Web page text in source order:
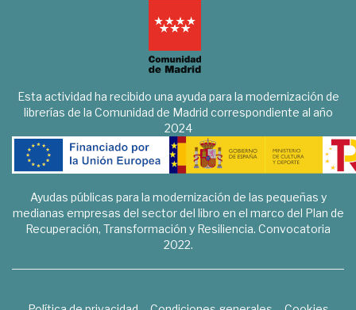
Esta actividad ha recibido una ayuda para la modernización de
librerías de la Comunidad de Madrid correspondiente al año
2024
Ayudas públicas para la modernización de las pequeñas y
medianas empresas del sector del libro en el marco del Plan de
Recuperación, Transformación y Resiliencia. Convocatoria
2022.